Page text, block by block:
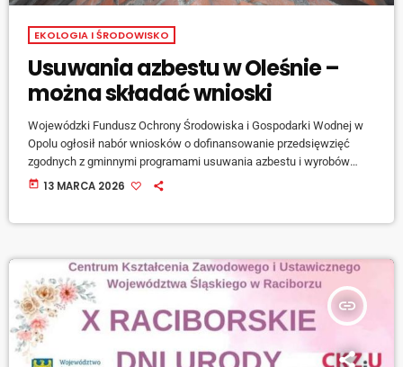
EKOLOGIA I ŚRODOWISKO
Usuwania azbestu w Oleśnie –
można składać wnioski
Wojewódzki Fundusz Ochrony Środowiska i Gospodarki Wodnej w
Opolu ogłosił nabór wniosków o dofinansowanie przedsięwzięć
zgodnych z gminnymi programami usuwania azbestu i wyrobów
zawierających azbest na terenie województwa opolskiego. W
today 13 MARCA 2026
insert_link